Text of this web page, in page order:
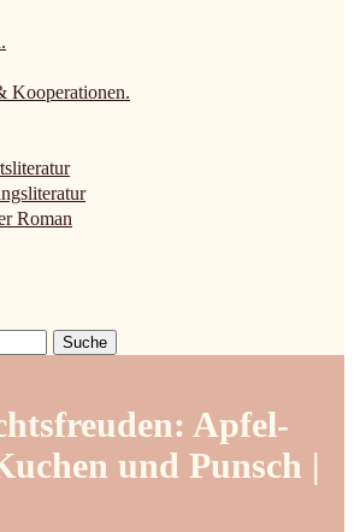
Kooperationen.
Roman
Suche
Apfel-
und Punsch |